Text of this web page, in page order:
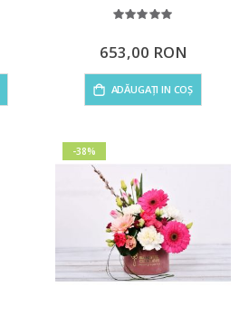
Rating:
653,00 RON
ADĂUGAȚI IN COȘ
-38%